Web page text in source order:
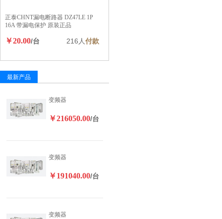
正泰CHNT漏电断路器 DZ47LE 1P
16A 带漏电保护 原装正品
￥20.00/台 216人付款
最新产品
变频器
￥216050.00/台
变频器
￥191040.00/台
变频器